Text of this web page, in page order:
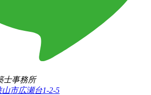
士事務所
山市広瀬台1-2-5